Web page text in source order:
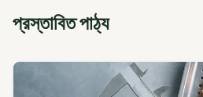
প্রস্তাবিত পাঠ্য